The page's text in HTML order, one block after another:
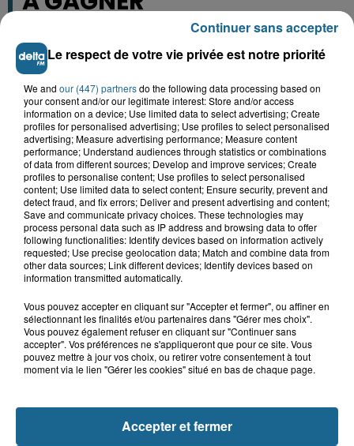
Grand jeu de l'été : les cabines de plages
Gagnez vos entrées pour Dennlys
Parc
Gagnez vos entrées pour le parc
Bagatelle
Gagnez vos entrées pour Plopsaland
Le respect de votre vie privée est notre priorité
We and our (447) partnersdo the following data processing based on
your consent and/or our legitimate interest: Store and/or access
information on a device; Use limited data to select advertising; Create
profiles for personalised advertising; Use profiles to select personalised
advertising; Measure advertising performance; Measure content
performance; Understand audiences through statistics or combinations
of data from different sources; Develop and improve services; Create
profiles to personalise content; Use profiles to select personalised
content; Use limited data to select content; Ensure security, prevent and
detect fraud, and fix errors; Deliver and present advertising and content;
Save and communicate privacy choices. These technologies may
process personal data such as IP address and browsing data to offer
following functionalities: Identify devices based on information actively
requested; Use precise geolocation data; Match and combine data from
other data sources; Link different devices; Identify devices based on
information transmitted automatically.
Vous pouvez accepter en cliquant sur "Accepter et fermer", ou affiner en
sélectionnant les finalités et/ou partenaires dans "Gérer mes choix".
Vous pouvez également refuser en cliquant sur "Continuer sans
accepter". Vos préférences ne s'appliqueront que pour ce site. Vous
pouvez mettre à jour vos choix, ou retirer votre consentement à tout
moment via le lien "Gérer les cookies" situé en bas de chaque page.
Accepter et fermer
Continuer sans accepter